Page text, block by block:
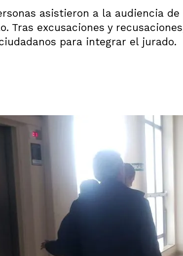
asistieron a la audiencia
Tras excusaciones y
para integrar el jurado.